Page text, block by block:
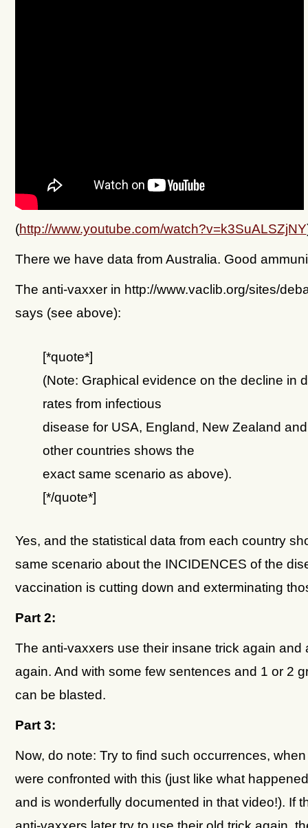
(http://www.youtube.com/watch?v=k3SuALSZjNY
There we have data from Australia. Good
The anti-vaxxer in http://www.vaclib.org/sites/
says (see above):
[*quote*]
(Note: Graphical evidence on the decline in
rates from infectious
disease for USA, England, New Zealand
other countries shows the
exact same scenario as above).
[*/quote*]
Yes, and the statistical data from each country
same scenario about the INCIDENCES of the
vaccination is cutting down and exterminating
Part 2:
The anti-vaxxers use their insane trick again and
again. And with some few sentences and 1 or 2
can be blasted.
Part 3:
Now, do note: Try to find such occurrences,
were confronted with this (just like what
and is wonderfully documented in that video!). If